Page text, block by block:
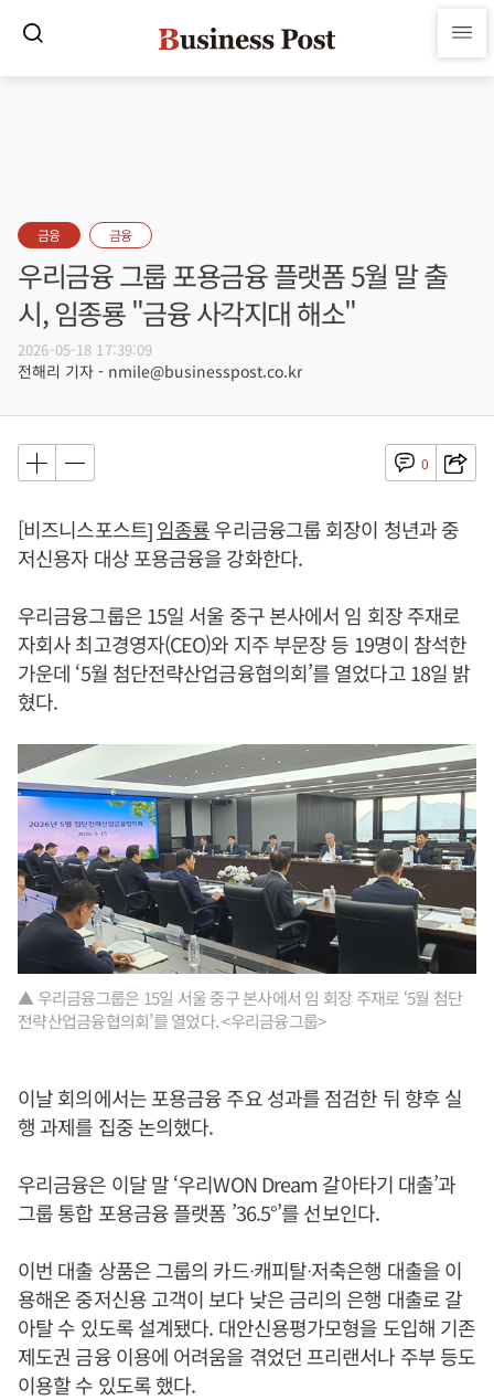
금융 금융
우리금융 그룹 포용금융 플랫폼 5월 말 출
시, 임종룡 "금융 사각지대 해소"
2026-05-18 17:39:09
전해리 기자 - nmile@businesspost.co.kr
0
[비즈니스포스트]임종룡우리금융그룹 회장이 청년과 중
저신용자 대상 포용금융을 강화한다.
우리금융그룹은 15일 서울 중구 본사에서 임 회장 주재로
자회사 최고경영자(CEO)와 지주 부문장 등 19명이 참석한
가운데 ‘5월 첨단전략산업금융협의회’를 열었다고 18일 밝
혔다.
▲ 우리금융그룹은 15일 서울 중구 본사에서 임 회장 주재로 ‘5월 첨단
전략산업금융협의회’를 열었다. <우리금융그룹>
이날 회의에서는 포용금융 주요 성과를 점검한 뒤 향후 실
행 과제를 집중 논의했다.
우리금융은 이달 말 ‘우리WON Dream 갈아타기 대출’과
그룹 통합 포용금융 플랫폼 ’36.5°’를 선보인다.
이번 대출 상품은 그룹의 카드ᐧ캐피탈ᐧ저축은행 대출을 이
용해온 중저신용 고객이 보다 낮은 금리의 은행 대출로 갈
아탈 수 있도록 설계됐다. 대안신용평가모형을 도입해 기존
제도권 금융 이용에 어려움을 겪었던 프리랜서나 주부 등도
이용할 수 있도록 했다.